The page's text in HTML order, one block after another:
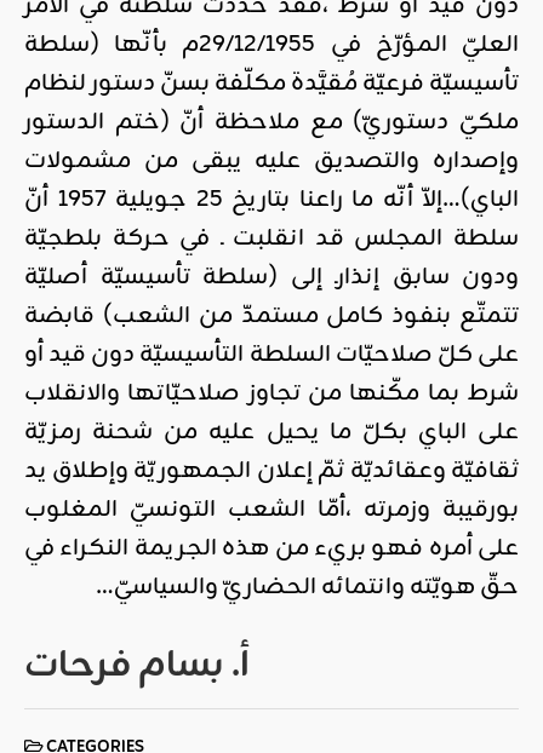
العليّ المؤرّخ في 29/12/1955م بأنّها (سلطة
تأسيسيّة فرعيّة مُقيَّدة مكلّفة بسنّ دستور لنظام
ملكيّ دستوريّ) مع ملاحظة أنّ (ختم الدستور
وإصداره والتصديق عليه يبقى من مشمولات
الباي)…إلاّ أنّه ما راعنا بتاريخ 25 جويلية 1957 أنّ
سلطة المجلس قد انقلبت ـ في حركة بلطجيّة
ودون سابق إنذارـ إلى (سلطة تأسيسيّة أصليّة
تتمتّع بنفوذ كامل مستمدّ من الشعب) قابضة
على كلّ صلاحيّات السلطة التأسيسيّة دون قيد أو
شرط بما مكّنها من تجاوز صلاحيّاتها والانقلاب
على الباي بكلّ ما يحيل عليه من شحنة رمزيّة
ثقافيّة وعقائديّة ثمّ إعلان الجمهوريّة وإطلاق يد
بورقيبة وزمرته ،أمّا الشعب التونسيّ المغلوب
على أمره فهو بريء من هذه الجريمة النكراء في
حقّ هويّته وانتمائه الحضاريّ والسياسيّ…
أ. بسام فرحات